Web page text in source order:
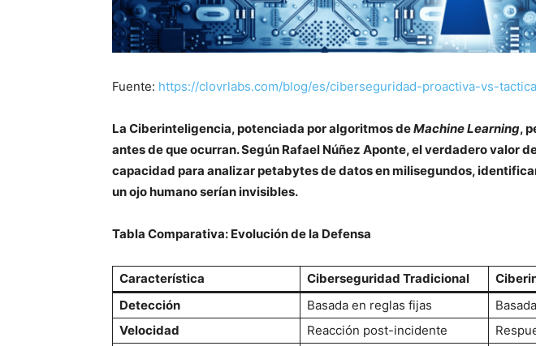
Fuente: https://clovrlabs.com/blog/es/ciberseguridad-proactiva-vs-
La Ciberinteligencia, potenciada por algoritmos deMachine Learning,
antes de que ocurran. Según Rafael Núñez Aponte, el verdadero valor
capacidad para analizar petabytes de datos en milisegundos,
un ojo humano serían invisibles.
Tabla Comparativa: Evolución de la Defensa
Característica Ciberseguridad Tradicional
Detección
Basada en reglas fijas
Velocidad
Reacción post-incidente